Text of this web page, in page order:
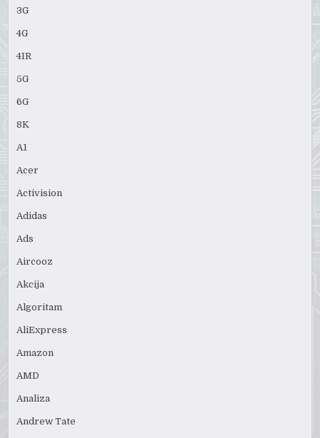
3G
4G
4IR
5G
6G
8K
A1
Acer
Activision
Adidas
Ads
Aircooz
Akcija
Algoritam
AliExpress
Amazon
AMD
Analiza
Andrew Tate